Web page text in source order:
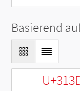
Basierend